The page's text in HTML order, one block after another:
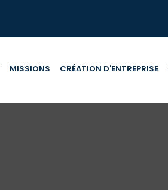
MISSIONS CRÉATION D'ENTREPRISE